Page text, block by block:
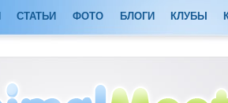
СТАТЬИ ФОТО БЛОГИ КЛУБЫ